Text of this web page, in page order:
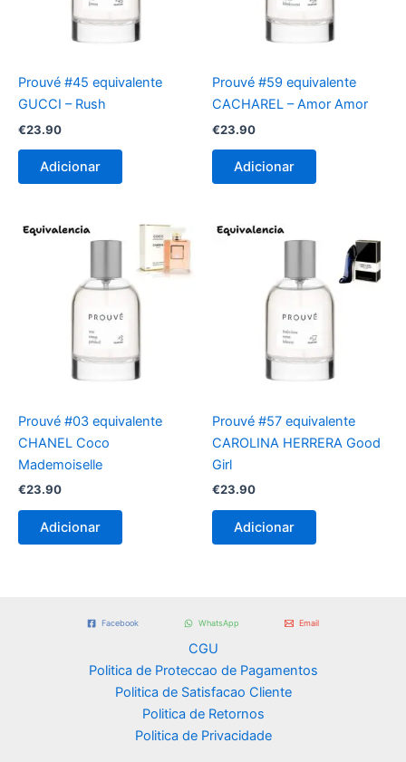
Prouvé #45 equivalente
GUCCI – Rush
€23.90
Adicionar
Prouvé #59 equivalente
CACHAREL – Amor Amor
€23.90
Adicionar
Prouvé #03 equivalente
CHANEL Coco
Mademoiselle
€23.90
Adicionar
Prouvé #57 equivalente
CAROLINA HERRERA Good
Girl
€23.90
Adicionar
Facebook WhatsApp Email
CGU
Politica de Proteccao de Pagamentos
Politica de Satisfacao Cliente
Politica de Retornos
Politica de Privacidade